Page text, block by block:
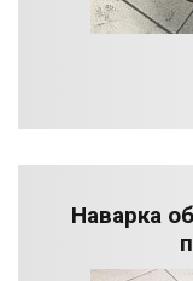
Наварка